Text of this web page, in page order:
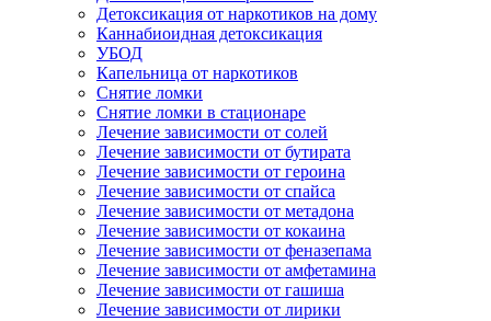
Детоксикация от наркотиков на дому
Каннабиоидная детоксикация
УБОД
Капельница от наркотиков
Снятие ломки
Снятие ломки в стационаре
Лечение зависимости от солей
Лечение зависимости от бутирата
Лечение зависимости от героина
Лечение зависимости от спайса
Лечение зависимости от метадона
Лечение зависимости от кокаина
Лечение зависимости от феназепама
Лечение зависимости от амфетамина
Лечение зависимости от гашиша
Лечение зависимости от лирики